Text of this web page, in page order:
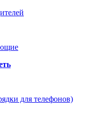
для телефонов)